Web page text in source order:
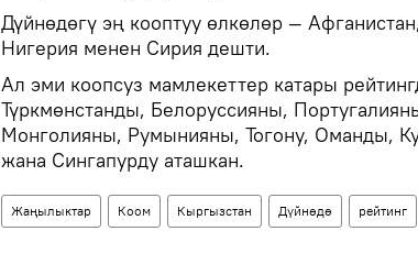
Дүйнөдөгү эң кооптуу өлкөлөр —
Нигерия менен Сирия дешти.
Ал эми коопсуз мамлекеттер катары
Түркмөнстанды, Белоруссияны,
Монголияны, Румынияны, Тогону, Оманды,
жана Сингапурду аташкан.
Жаңылыктар Коом Кыргызстан Дүйнөдө рейтинг